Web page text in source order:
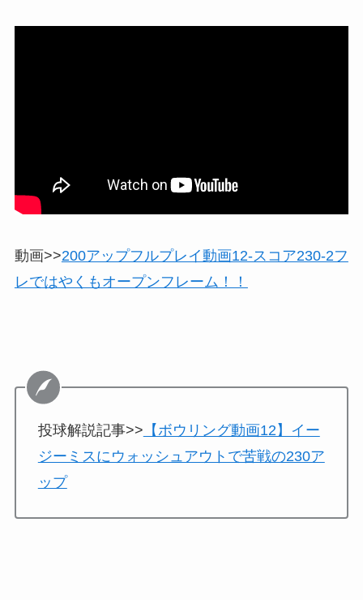
動画>>200アップフルプレイ動画12-スコア230-2フ
レではやくもオープンフレーム！！
投球解説記事>> 【ボウリング動画12】イー
ジーミスにウォッシュアウトで苦戦の230ア
ップ